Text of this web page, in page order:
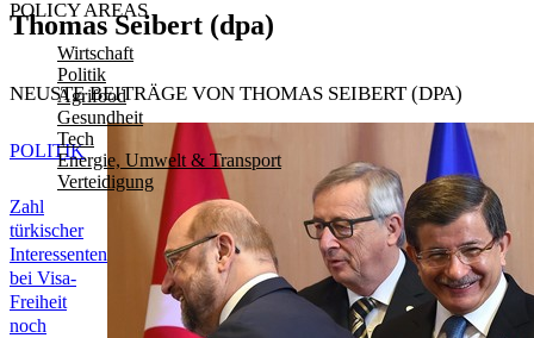
POLICY AREAS
Wirtschaft
Politik
Agrifood
Gesundheit
Tech
Energie, Umwelt & Transport
Verteidigung
Thomas Seibert (dpa)
NEUSTE BEITRÄGE VON THOMAS SEIBERT (DPA)
Zahl
türkischer
Interessenten
bei Visa-
Freiheit
noch
POLITIK